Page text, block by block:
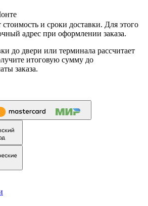
и сроки доставки. Для этого
адрес при оформлении заказа.
до двери или терминала рассчитает
итоговую сумму до
заказа.